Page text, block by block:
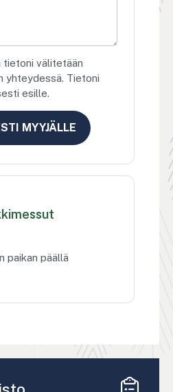
tietoni välitetään
yhteydessä. Tietoni
esille.
MYYJÄLLE
paikan päällä